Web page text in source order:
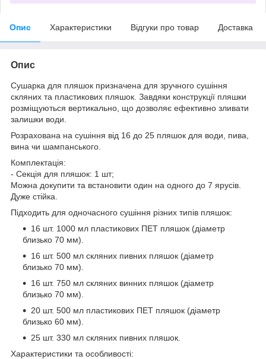
Опис Характеристики Відгуки про товар Доставка
Опис
Сушарка для пляшок призначена для зручного сушіння
скляних та пластикових пляшок. Завдяки конструкції пляшки
розміщуються вертикально, що дозволяє ефективно зливати
залишки води.
Розрахована на сушіння від 16 до 25 пляшок для води, пива,
вина чи шампанського.
Комплектація:
- Секція для пляшок: 1 шт;
Можна докупити та встановити один на одного до 7 ярусів.
Дуже стійка.
Підходить для одночасного сушіння різних типів пляшок:
16 шт. 1000 мл пластикових ПЕТ пляшок (діаметр
близько 70 мм).
16 шт. 500 мл скляних пивних пляшок (діаметр
близько 70 мм).
16 шт. 750 мл скляних винних пляшок (діаметр
близько 70 мм).
20 шт. 500 мл пластикових ПЕТ пляшок (діаметр
близько 60 мм).
25 шт. 330 мл скляних пивних пляшок.
Характеристики та особливості: